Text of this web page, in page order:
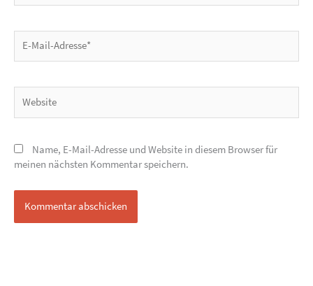
Mail-
Name, E-Mail-Adresse und Website in diesem Browser für
meinen nächsten Kommentar speichern.